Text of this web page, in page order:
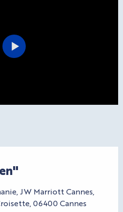
JW Marriott Cannes,
06400 Cannes